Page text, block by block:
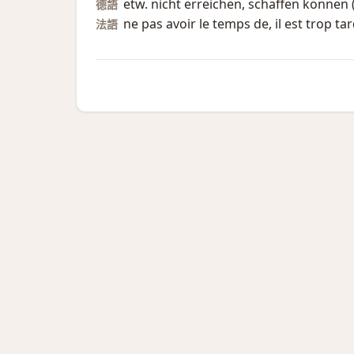
德語 etw. nicht erreichen, schaffen können
法語 ne pas avoir le temps de, il est trop